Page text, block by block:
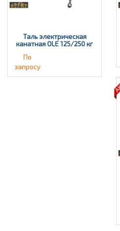
Таль электрическая
канатная OLE 125/250 кг
По
запросу